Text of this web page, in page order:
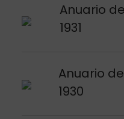
Anuario
1931
Argitalpena ikusi
Anuario de
1930
Argitalpena ikusi